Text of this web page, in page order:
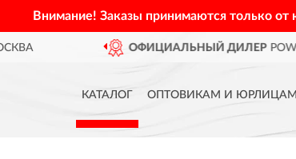
Внимание! Заказы принимаются только
POWERMAN В РОССИИ
КАТАЛОГ ОПТОВИКАМ И ЮРЛИЦАМ